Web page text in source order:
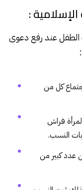
:
عند رفع دعوى
كل من
فراش
النسب.
عدد كبير من